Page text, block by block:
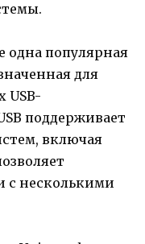
одна популярная
для
USB-
поддерживает
включая
с несколькими